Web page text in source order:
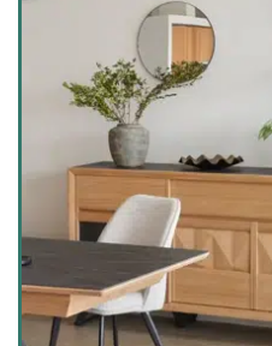
décoration